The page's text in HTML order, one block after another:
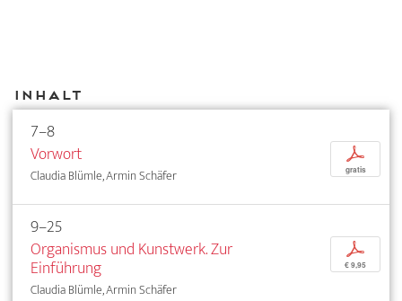
Inhalt
7–8
Vorwort
Claudia Blümle, Armin Schäfer
p
gratis
9–25
Organismus und Kunstwerk. Zur
Einführung
Claudia Blümle, Armin Schäfer
p
€ 9,95